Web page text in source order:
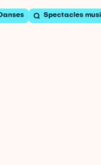
Spectacles